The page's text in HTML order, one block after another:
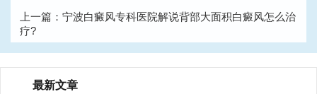
上一篇： 宁波白癜风专科医院解说背部大面积白癜风怎么治
疗?
下一篇：宁波治疗白癜风专科医院告诉你手术治疗白癜风效
最新文章